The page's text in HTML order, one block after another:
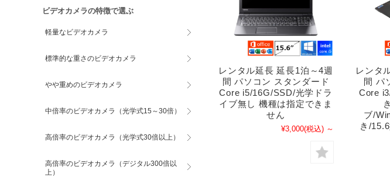
レンタル延長 延長1泊～4週
間 パソコン スタンダード
Core i5/16G/SSD/光学ドラ
イブ無し 機種は指定できま
せん
¥3,000(税込) ～
レンタ
間 パ
Core
ブ/
き/
ビデオカメラの特徴で選ぶ
軽量なビデオカメラ
標準的な重さのビデオカメラ
やや重めのビデオカメラ
中倍率のビデオカメラ（光学式15～30倍）
高倍率のビデオカメラ（光学式30倍以上）
高倍率のビデオカメラ（デジタル300倍以
上）